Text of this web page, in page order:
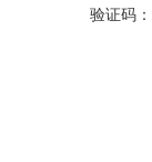
验证码：